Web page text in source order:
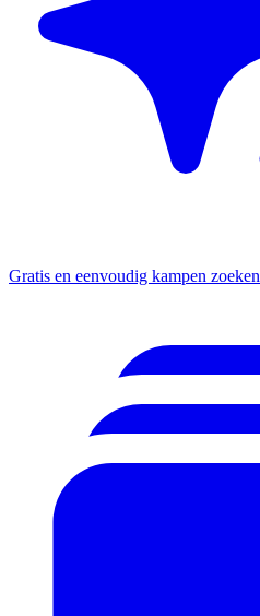
Gratis en eenvoudig kampen zoeken